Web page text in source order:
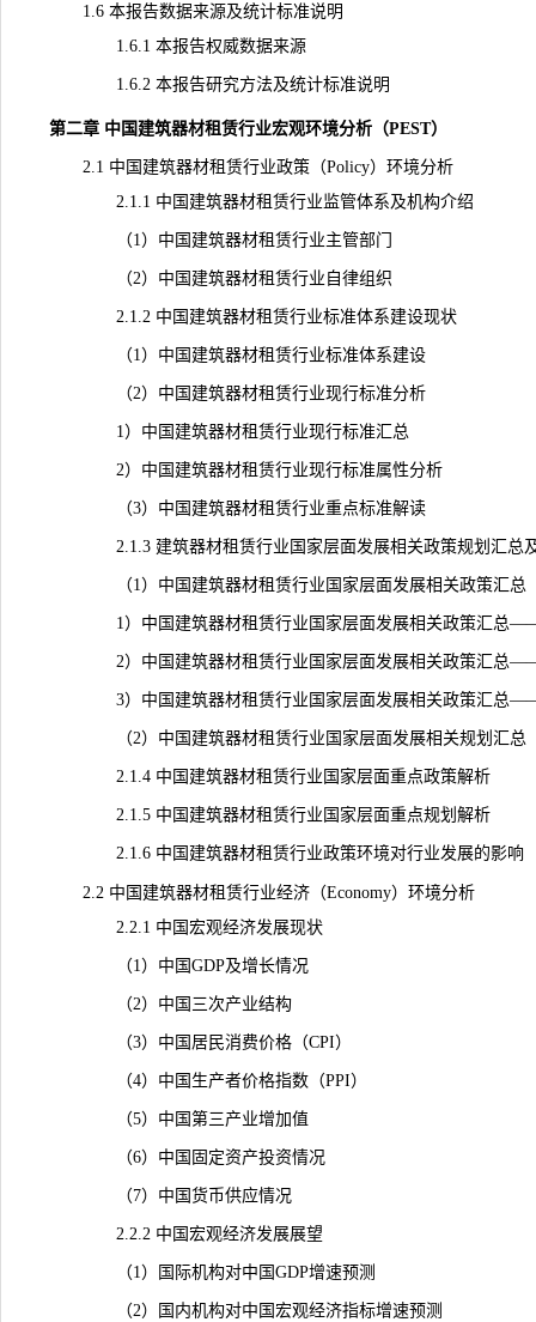
1.6 本报告数据来源及统计标准说明
1.6.1 本报告权威数据来源
1.6.2 本报告研究方法及统计标准说明
第二章 中国建筑器材租赁行业宏观环境分析（PEST）
2.1 中国建筑器材租赁行业政策（Policy）环境分析
2.1.1 中国建筑器材租赁行业监管体系及机构介绍
（1）中国建筑器材租赁行业主管部门
（2）中国建筑器材租赁行业自律组织
2.1.2 中国建筑器材租赁行业标准体系建设现状
（1）中国建筑器材租赁行业标准体系建设
（2）中国建筑器材租赁行业现行标准分析
1）中国建筑器材租赁行业现行标准汇总
2）中国建筑器材租赁行业现行标准属性分析
（3）中国建筑器材租赁行业重点标准解读
2.1.3 建筑器材租赁行业国家层面发展相关政策规划汇总
（1）中国建筑器材租赁行业国家层面发展相关政策汇总
1）中国建筑器材租赁行业国家层面发展相关政策汇总——
2）中国建筑器材租赁行业国家层面发展相关政策汇总——
3）中国建筑器材租赁行业国家层面发展相关政策汇总
（2）中国建筑器材租赁行业国家层面发展相关规划汇总
2.1.4 中国建筑器材租赁行业国家层面重点政策解析
2.1.5 中国建筑器材租赁行业国家层面重点规划解析
2.1.6 中国建筑器材租赁行业政策环境对行业发展的影响
2.2 中国建筑器材租赁行业经济（Economy）环境分析
2.2.1 中国宏观经济发展现状
（1）中国GDP及增长情况
（2）中国三次产业结构
（3）中国居民消费价格（CPI）
（4）中国生产者价格指数（PPI）
（5）中国第三产业增加值
（6）中国固定资产投资情况
（7）中国货币供应情况
2.2.2 中国宏观经济发展展望
（1）国际机构对中国GDP增速预测
（2）国内机构对中国宏观经济指标增速预测